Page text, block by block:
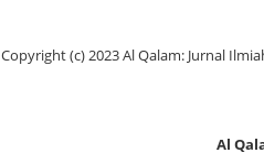
Copyright (c) 2023 Al Qalam: Jurnal
Al